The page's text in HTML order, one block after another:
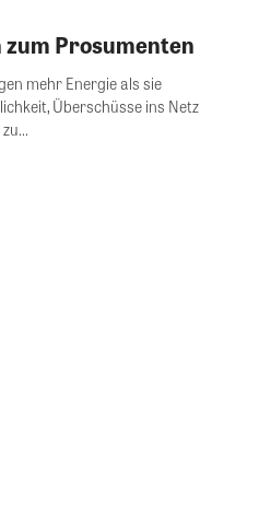
Prosumenten
mehr Energie als sie
Überschüsse ins Netz